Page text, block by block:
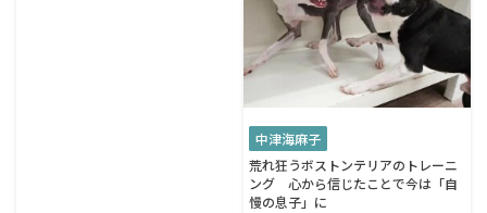
中津海麻子
荒れ狂うボストンテリアのトレーニ
ング 心から信じたことで今は「自
慢の息子」に